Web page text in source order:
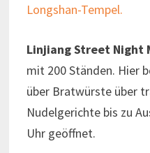
Longshan-Tempel.
Linjiang Street Night
mit 200 Ständen. Hier
über Bratwürste über
Nudelgerichte bis zu
Uhr geöffnet.